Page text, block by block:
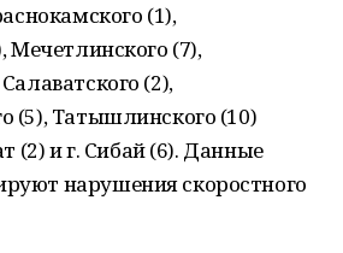
(1),
Мечетлинского (7),
(2),
(5), Татышлинского (10)
(2) и г. Сибай (6). Данные
нарушения скоростного